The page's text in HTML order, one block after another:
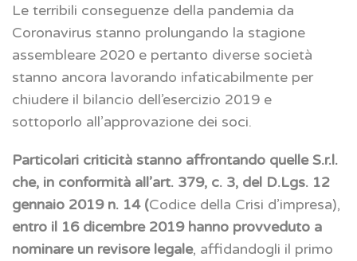
Le terribili conseguenze della pandemia da
Coronavirus stanno prolungando la stagione
assembleare 2020 e pertanto diverse società
stanno ancora lavorando infaticabilmente per
chiudere il bilancio dell’esercizio 2019 e
sottoporlo all’approvazione dei soci.
Particolari criticità stanno affrontando quelle S.r.l.
che, in conformità all’art. 379, c. 3, del D.Lgs. 12
gennaio 2019 n. 14 (Codice della Crisi d’impresa),
entro il 16 dicembre 2019 hanno provveduto a
nominare un revisore legale, affidandogli il primo